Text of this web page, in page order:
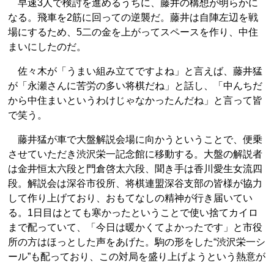
早速3人で検討を進めるうちに、藤井の構想が明らかに
なる。飛車を2筋に回っての逆襲だ。藤井は自陣左辺を戦
場にするため、5二の金を上がってスペースを作り、中住
まいにしたのだ。
佐々木が「うまい組み立てですよね」と言えば、藤井猛
が「永瀬さんに苦労の多い将棋だね」と話し、「中んちだ
から中住まいというわけじゃなかったんだね」と言って皆
で笑う。
藤井猛が車で大盤解説会場に向かうということで、便乗
させていただき渋沢栄一記念館に移動する。大盤の解説者
は金井恒太六段と門倉啓太六段、聞き手は香川愛生女流四
段。解説会は深谷市役所、将棋連盟深谷支部の皆様が協力
して作り上げており、おもてなしの精神が行き届いてい
る。1日目はとても寒かったということで使い捨てカイロ
まで配っていて、「今日は暖かくてよかったです」と市役
所の方はほっとした声をあげた。駒の形をした“渋沢栄一シ
ール”も配っており、この対局を盛り上げようという熱意が